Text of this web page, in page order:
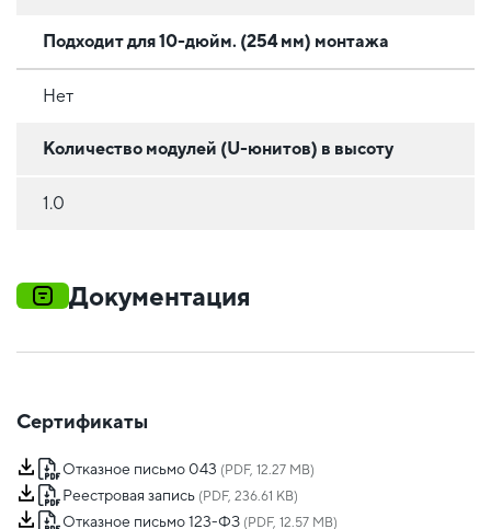
Подходит для 10-дюйм. (254 мм) монтажа
Нет
Количество модулей (U-юнитов) в высоту
1.0
Документация
Сертификаты
Отказное письмо 043 (PDF, 12.27 MB)
Реестровая запись (PDF, 236.61 KB)
Отказное письмо 123-ФЗ (PDF, 12.57 MB)